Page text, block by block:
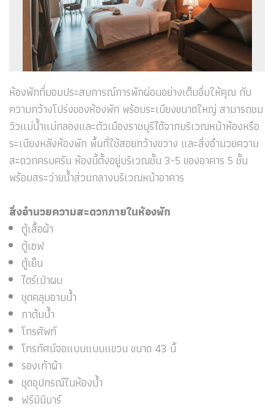
ห้องพักที่มอบประสบการณ์การพักผ่อนอย่างเต็มอิ่มให้คุณ กับ
ความกว้างโปร่งของห้องพัก พร้อมระเบียงขนาดใหญ่ สามารถชม
วิวแม่น้ำแม่กลองและตัวเมืองราชบุรีได้จากบริเวณหน้าห้องหรือ
ระเบียงหลังห้องพัก พื้นที่ใช้สอยกว้างขวาง และสิ่งอำนวยความ
สะดวกครบครัน ห้องนี้ตั้งอยู่บริเวณชั้น 3-5 ของอาคาร 5 ชั้น
พร้อมสระว่ายน้ำส่วนกลางบริเวณหน้าอาคาร
สิ่งอำนวยความสะดวกภายในห้องพัก
ตู้เสื้อผ้า
ตู้เซฟ
ตู้เย็น
ไดร์เป่าผม
ชุดคลุมอาบน้ำ
กาต้มน้ำ
โทรศัพท์
โทรทัศน์จอแบนแบบแขวน ขนาด 43 นิ้
รองเท้าผ้า
ชุดอุปกรณ์ในห้องน้ำ
ฟรีมินิบาร์